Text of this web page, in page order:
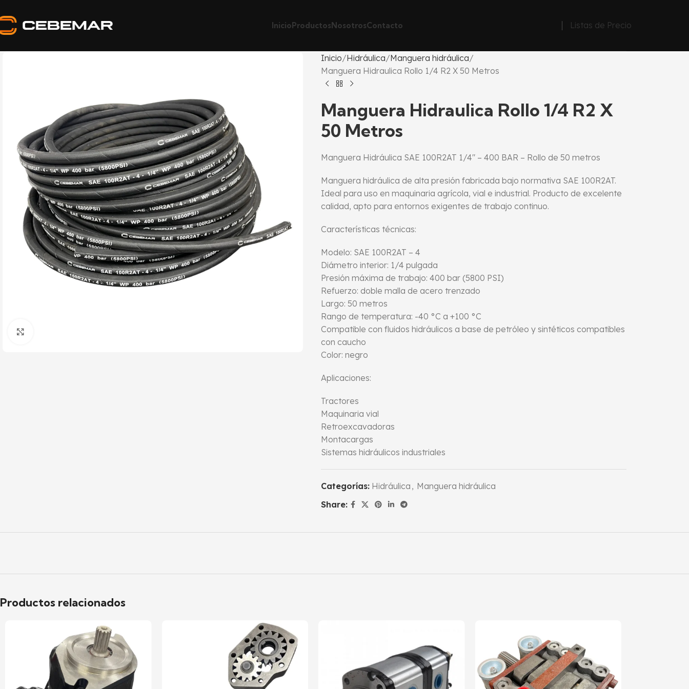
InicioProductosNosotrosContacto Listas de Precio
Inicio Hidráulica Manguera hidráulica
Manguera Hidraulica Rollo 1/4 R2 X 50 Metros
Manguera Hidraulica Rollo 1/4 R2 X
50 Metros
Manguera Hidráulica SAE 100R2AT 1/4″ – 400 BAR – Rollo de 50 metros
Manguera hidráulica de alta presión fabricada bajo normativa SAE 100R2AT.
Ideal para uso en maquinaria agrícola, vial e industrial. Producto de excelente
calidad, apto para entornos exigentes de trabajo continuo.
Características técnicas:
Modelo: SAE 100R2AT – 4
Diámetro interior: 1/4 pulgada
Presión máxima de trabajo: 400 bar (5800 PSI)
Refuerzo: doble malla de acero trenzado
Largo: 50 metros
Rango de temperatura: -40 °C a +100 °C
Compatible con fluidos hidráulicos a base de petróleo y sintéticos compatibles
con caucho
Color: negro
Aplicaciones:
Tractores
Maquinaria vial
Retroexcavadoras
Montacargas
Sistemas hidráulicos industriales
Categorías: Hidráulica , Manguera hidráulica
Share:
Productos relacionados